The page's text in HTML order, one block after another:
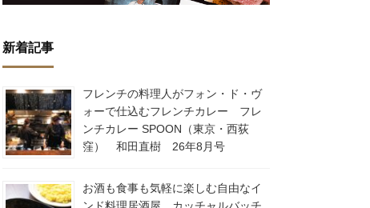
新着記事
フレンチの料理人がフォン・ド・ヴ
ォーで仕込むフレンチカレー フレ
ンチカレー SPOON（東京・西荻
窪） 和田直樹 26年8月号
お酒も食事も気軽に楽しむ自由なイ
ンド料理居酒屋 カッチャルバッチ